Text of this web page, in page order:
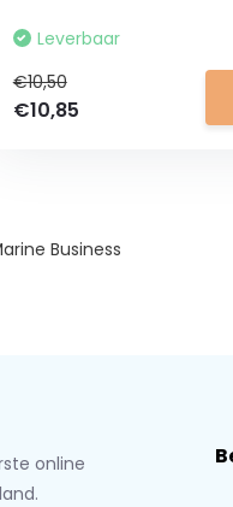
Leverbaar
€10,50
€10,85
Business
online